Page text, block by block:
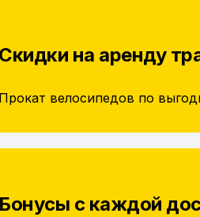
Скидки на аренду
Прокат велосипедов по
Бонусы с каждой